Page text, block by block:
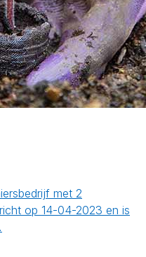
met 2
op 14-04-2023 en is